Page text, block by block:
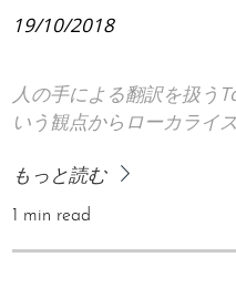
19/10/2018
人の手による翻訳を扱う
いう観点からローカライ
もっと読む
1 min read